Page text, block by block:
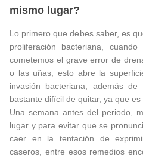
mismo lugar?
Lo primero que debes saber, es
proliferación bacteriana,
cometemos el grave error de
o las uñas, esto abre la
invasión bacteriana, además
bastante difícil de quitar, ya que
Una semana antes del periodo,
lugar y para evitar que se
caer en la tentación de
caseros, entre esos remedios